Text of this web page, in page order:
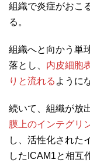
組織で炎症がおこ
る。
組織へと向かう単
落とし、 内皮細胞
りと流れる ように
続いて、組織が放
膜上のインテグリ
し、活性化された
したICAM1と相互